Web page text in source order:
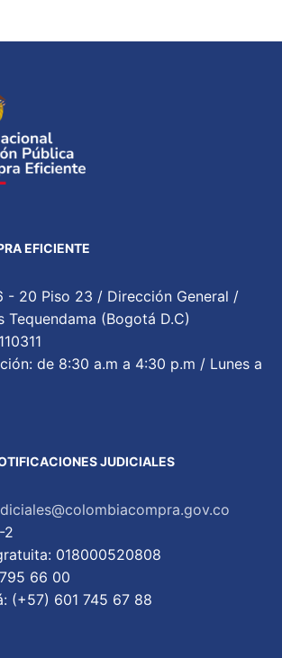
EFICIENTE
- 20 Piso 23 / Dirección General /
Tequendama (Bogotá D.C)
de 8:30 a.m a 4:30 p.m / Lunes a
JUDICIALES
2
018000520808
66 00
(+57) 601 745 67 88